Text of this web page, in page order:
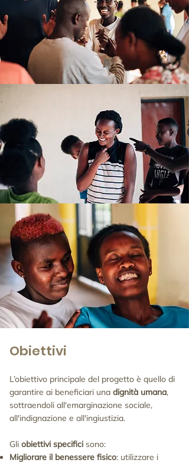
Obiettivi
L’obiettivo principale del progetto è quello di
garantire ai beneficiari una dignità umana,
sottraendoli all'emarginazione sociale,
all'indignazione e all'ingiustizia.
Gli obiettivi specifici sono:
Migliorare il benessere fisico: utilizzare i